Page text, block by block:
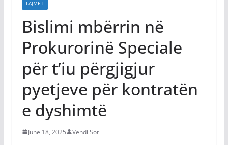
LAJMET
Bislimi mbërrin në
Prokurorinë Speciale
për t’iu përgjigjur
pyetjeve për kontratën
e dyshimtë
June 18, 2025 Vendi Sot